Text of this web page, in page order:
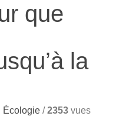
que
la
Écologie /2353 vues